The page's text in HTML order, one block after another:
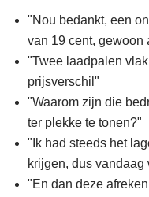
"Nou bedankt, een
van 19 cent, gewoon
"Twee laadpalen
prijsverschil"
"Waarom zijn die
ter plekke te tonen?"
"Ik had steeds het
krijgen, dus
"En dan deze